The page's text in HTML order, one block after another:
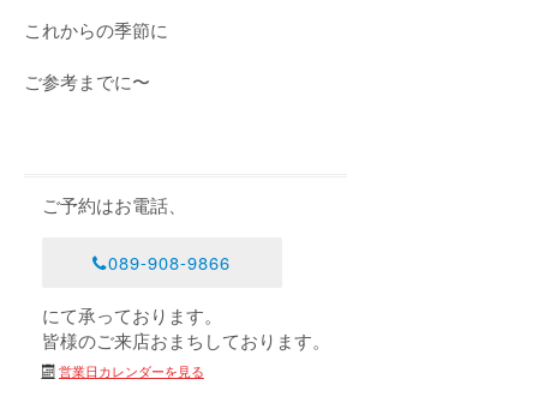
これからの季節に
ご参考までに〜
ご予約はお電話、
089-908-9866
にて承っております。
皆様のご来店おまちしております。
営業日カレンダーを見る